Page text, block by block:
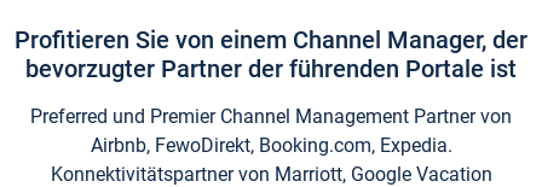
Profitieren Sie von einem Channel Manager, der
bevorzugter Partner der führenden Portale ist
Preferred und Premier Channel Management Partner von
Airbnb, FewoDirekt, Booking.com, Expedia.
Konnektivitätspartner von Marriott, Google Vacation